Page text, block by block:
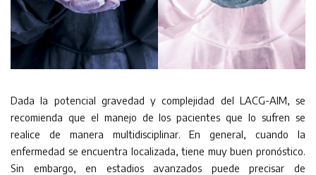
Dada la potencial gravedad y complejidad del LACG-AIM, se
recomienda que el manejo de los pacientes que lo sufren se
realice de manera multidisciplinar. En general, cuando la
enfermedad se encuentra localizada, tiene muy buen pronóstico.
Sin embargo, en estadios avanzados puede precisar de